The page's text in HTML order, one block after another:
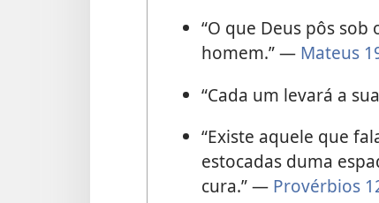
“O que Deus pôs
homem.” — Mateus
“Cada um levará a
“Existe aquele que
estocadas duma
cura.” — Provérbios